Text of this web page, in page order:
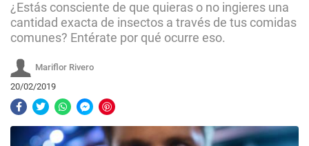
¿Estás consciente de que quieras o no ingieres una
cantidad exacta de insectos a través de tus comidas
comunes? Entérate por qué ocurre eso.
Mariflor Rivero
20/02/2019